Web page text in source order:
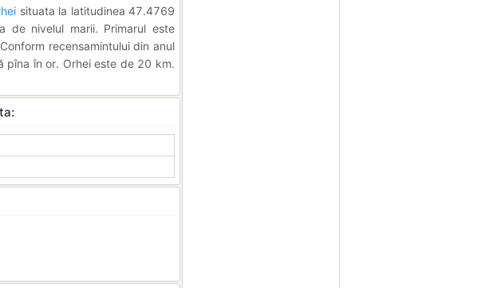
situata la latitudinea 47.4769
de nivelul marii. Primarul este
recensamintului din anul
în or. Orhei este de 20 km.